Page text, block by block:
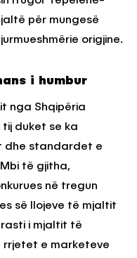
i humbur
nga Shqipëria
tij duket se ka
dhe standardet e
të gjitha,
në tregun
së llojeve të mjaltit
i mjaltit të
rrjetet e marketeve